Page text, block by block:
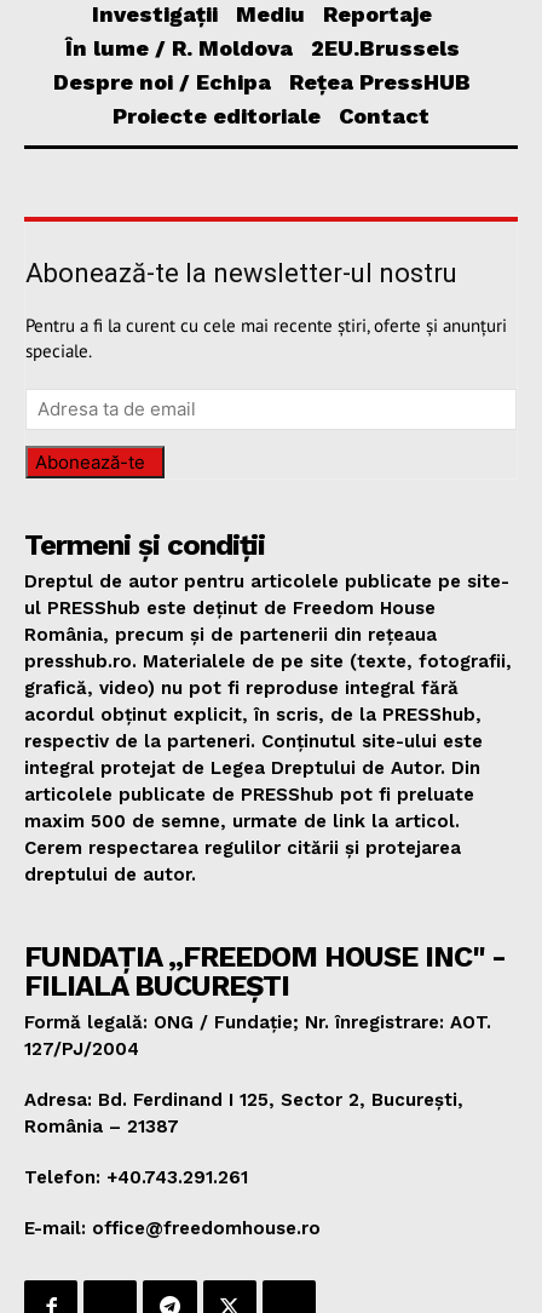
Investigații
Mediu
Reportaje
În lume / R. Moldova
2EU.Brussels
Despre noi / Echipa
Rețea PressHUB
Proiecte editoriale
Contact
Abonează-te la newsletter-ul nostru
Pentru a fi la curent cu cele mai recente știri, oferte și anunțuri
speciale.
Abonează-te
Termeni și condiții
Dreptul de autor pentru articolele publicate pe site-
ul PRESShub este deținut de Freedom House
România, precum și de partenerii din rețeaua
presshub.ro. Materialele de pe site (texte, fotografii,
grafică, video) nu pot fi reproduse integral fără
acordul obținut explicit, în scris, de la PRESShub,
respectiv de la parteneri. Conținutul site-ului este
integral protejat de Legea Dreptului de Autor. Din
articolele publicate de PRESShub pot fi preluate
maxim 500 de semne, urmate de link la articol.
Cerem respectarea regulilor citării și protejarea
dreptului de autor.
FUNDAȚIA „FREEDOM HOUSE INC" -
FILIALA BUCUREȘTI
Formă legală: ONG / Fundație; Nr. înregistrare: AOT.
127/PJ/2004
Adresa: Bd. Ferdinand I 125, Sector 2, București,
România – 21387
Telefon: +40.743.291.261
E-mail: office@freedomhouse.ro